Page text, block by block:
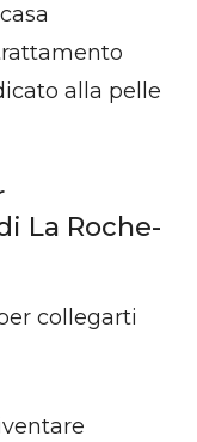
alla pelle
La Roche-
collegarti